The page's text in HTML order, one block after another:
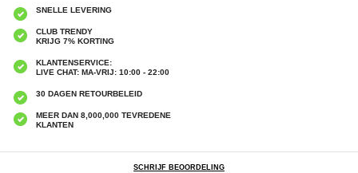
SNELLE LEVERING
CLUB TRENDY
KRIJG 7% KORTING
KLANTENSERVICE:
LIVE CHAT: MA-VRIJ: 10:00 - 22:00
30 DAGEN RETOURBELEID
MEER DAN 8,000,000 TEVREDENE
KLANTEN
SCHRIJF BEOORDELING